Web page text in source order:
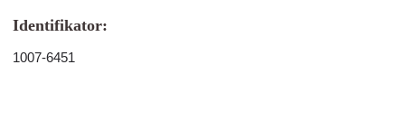
Identifikator:
1007-6451